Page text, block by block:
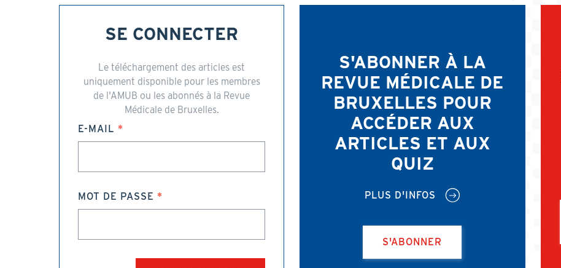
SE CONNECTER
Le téléchargement des articles est
uniquement disponible pour les membres
de l'AMUB ou les abonnés à la Revue
Médicale de Bruxelles.
E-MAIL
MOT DE PASSE
S'ABONNER À LA
REVUE MÉDICALE DE
BRUXELLES POUR
ACCÉDER AUX
ARTICLES ET AUX
QUIZ
PLUS D'INFOS
S'ABONNER